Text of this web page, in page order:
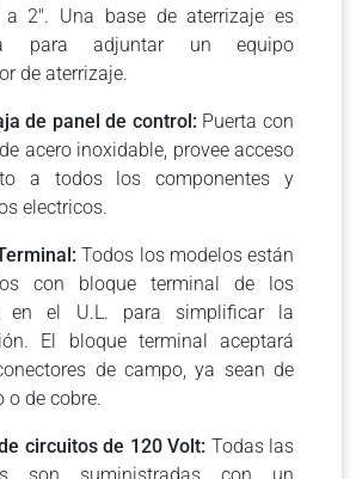
a 2″. Una base de aterrizaje es
para adjuntar un equipo
de aterrizaje.
de panel de control: Puerta con
acero inoxidable, provee acceso
a todos los componentes y
electricos.
Todos los modelos están
con bloque terminal de los
en el U.L. para simplificar la
El bloque terminal aceptará
de campo, ya sean de
o de cobre.
circuitos de 120 Volt: Todas las